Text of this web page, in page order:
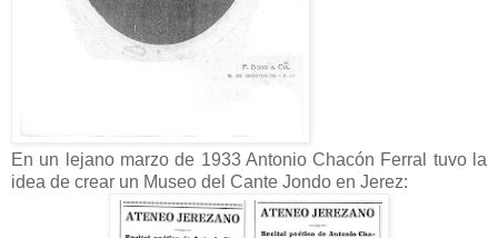
En un lejano marzo de 1933 Antonio Chacón Ferral tuvo la
idea de crear un Museo del Cante Jondo en Jerez: